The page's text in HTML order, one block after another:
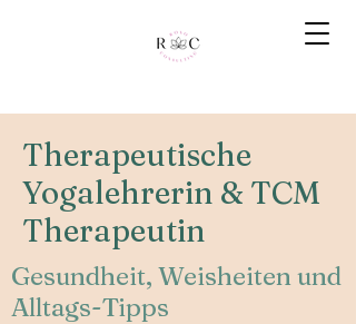
Therapeutische
Yogalehrerin & TCM
Therapeutin
Gesundheit, Weisheiten und
Alltags-Tipps